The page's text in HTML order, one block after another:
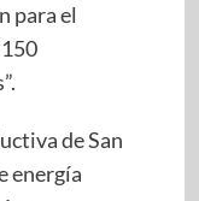
para el
de San
energía